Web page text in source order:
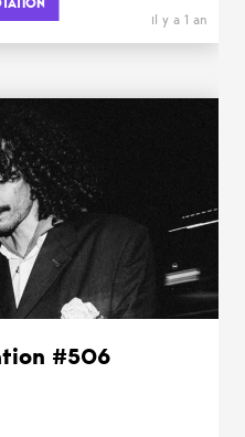
il y a 1 an
#506